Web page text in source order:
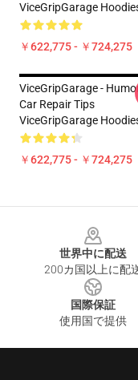
ViceGripGarage
￥622,775 - ￥724,275
ViceGripGarage -
Car Repair Tips
ViceGripGarage
￥622,775 - ￥724,275
世界中に配送
200カ国以上に配
国際保証
使用国で提供